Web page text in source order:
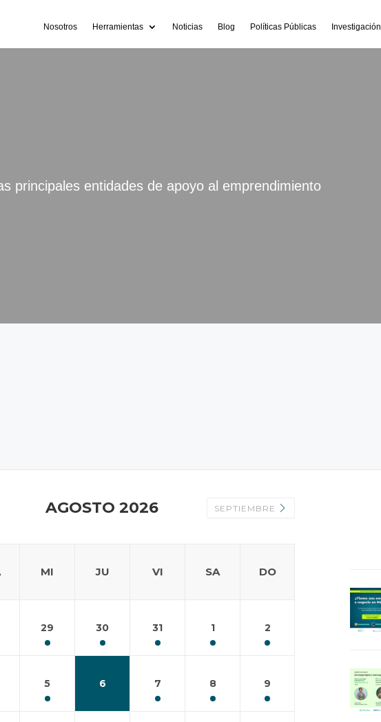
Nosotros Herramientas Noticias Blog Políticas Públicas Investigación
principales entidades de apoyo al emprendimiento
AGOSTO 2026 SEPTIEMBRE
MI JU VI SA DO
29 30 31 1 2
5 6 7 8 9